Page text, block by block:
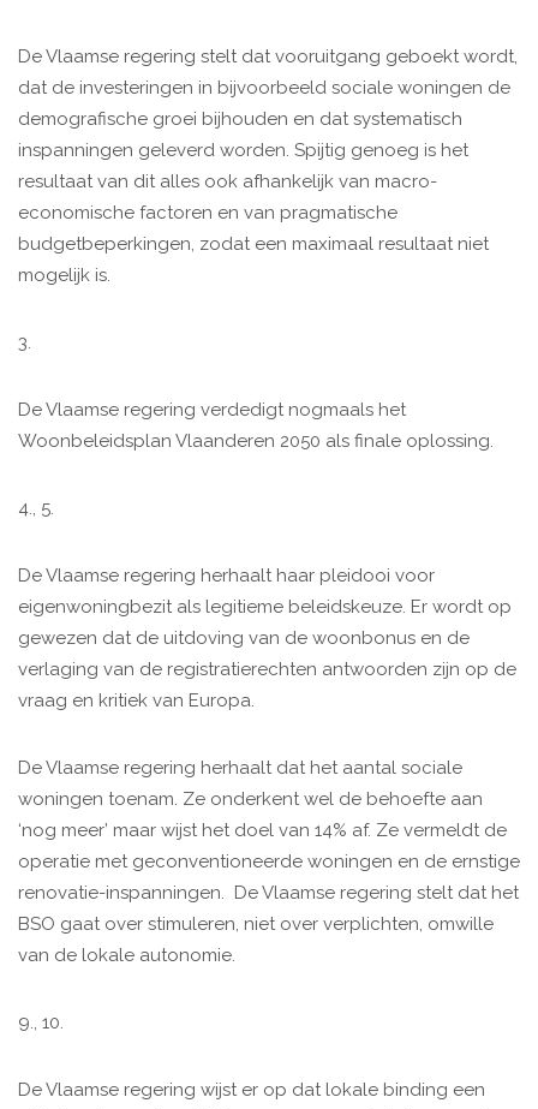
De Vlaamse regering stelt dat vooruitgang geboekt wordt,
dat de investeringen in bijvoorbeeld sociale woningen de
demografische groei bijhouden en dat systematisch
inspanningen geleverd worden. Spijtig genoeg is het
resultaat van dit alles ook afhankelijk van macro-
economische factoren en van pragmatische
budgetbeperkingen, zodat een maximaal resultaat niet
mogelijk is.
3.
De Vlaamse regering verdedigt nogmaals het
Woonbeleidsplan Vlaanderen 2050 als finale oplossing.
4., 5.
De Vlaamse regering herhaalt haar pleidooi voor
eigenwoningbezit als legitieme beleidskeuze. Er wordt op
gewezen dat de uitdoving van de woonbonus en de
verlaging van de registratierechten antwoorden zijn op de
vraag en kritiek van Europa.
De Vlaamse regering herhaalt dat het aantal sociale
woningen toenam. Ze onderkent wel de behoefte aan
‘nog meer’ maar wijst het doel van 14% af. Ze vermeldt de
operatie met geconventioneerde woningen en de ernstige
renovatie-inspanningen. De Vlaamse regering stelt dat het
BSO gaat over stimuleren, niet over verplichten, omwille
van de lokale autonomie.
9., 10.
De Vlaamse regering wijst er op dat lokale binding een